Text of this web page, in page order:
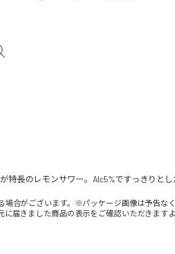
特長のレモンサワー。Alc5%ですっきりと
合がございます。※パッケージ画像は予告な
届きました商品の表示をご確認いただきますよ